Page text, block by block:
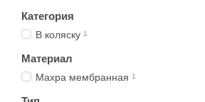
Категория
В коляску 1
Материал
Махра мембранная 1